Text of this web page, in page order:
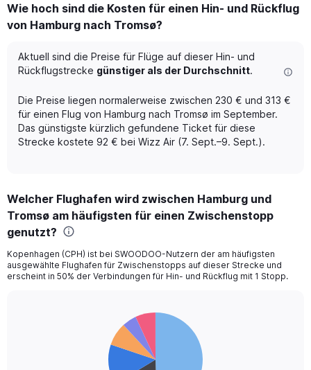
Range:
12
The
chart
has
Y
axis
displaying
values.
600.
Wie hoch sind die Kosten für einen Hin- und Rückflug
von Hamburg nach Tromsø?
Aktuell sind die Preise für Flüge auf dieser Hin- und
Rückflugstrecke günstiger als der Durchschnitt.
Die Preise liegen normalerweise zwischen 230 € und 313 €
für einen Flug von Hamburg nach Tromsø im September.
Das günstigste kürzlich gefundene Ticket für diese
Strecke kostete 92 € bei Wizz Air (7. Sept.–9. Sept.).
Welcher Flughafen wird zwischen Hamburg und
Tromsø am häufigsten für einen Zwischenstopp
genutzt?
Kopenhagen (CPH) ist bei SWOODOO-Nutzern der am häufigsten
ausgewählte Flughafen für Zwischenstopps auf dieser Strecke und
erscheint in 50% der Verbindungen für Hin- und Rückflug mit 1 Stopp.